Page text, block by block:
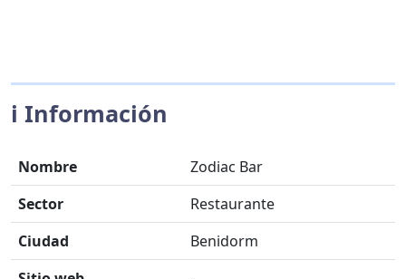
ℹ️ Información
Nombre
Zodiac Bar
Sector
Restaurante
Ciudad
Benidorm